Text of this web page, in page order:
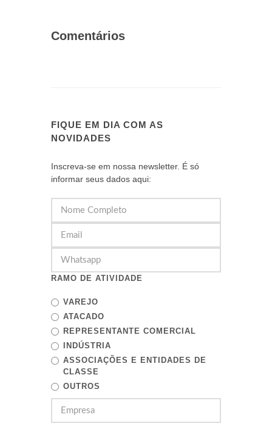
Comentários
FIQUE EM DIA COM AS
NOVIDADES
Inscreva-se em nossa newsletter. É só
informar seus dados aqui:
RAMO DE ATIVIDADE
VAREJO
ATACADO
REPRESENTANTE COMERCIAL
INDÚSTRIA
ASSOCIAÇÕES E ENTIDADES DE
CLASSE
OUTROS